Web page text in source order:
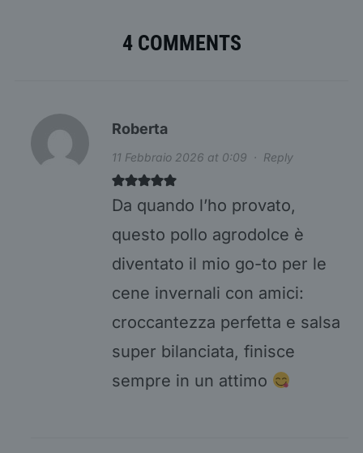
4 COMMENTS
Roberta
11 Febbraio 2026 at 0:09 · Reply
Da quando l’ho provato,
questo pollo agrodolce è
diventato il mio go-to per le
cene invernali con amici:
croccantezza perfetta e salsa
super bilanciata, finisce
sempre in un attimo